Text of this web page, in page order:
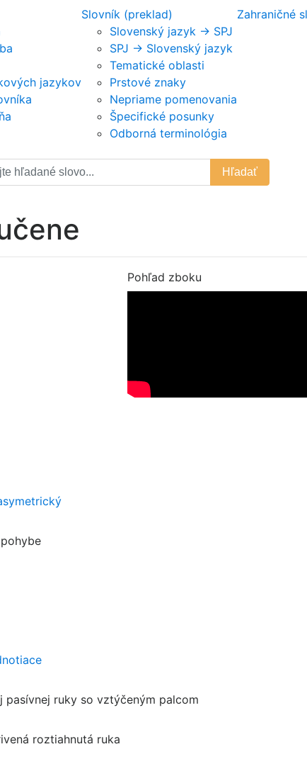
jazykov
Slovník (preklad)
Slovenský jazyk -> SPJ
SPJ -> Slovenský jazyk
Tematické oblasti
Prstové znaky
Nepriame pomenovania
Špecifické posunky
Odborná terminológia
Zahraničné
Hľadať
Pohľad zboku
pasívnej ruky so vztýčeným palcom
roztiahnutá ruka